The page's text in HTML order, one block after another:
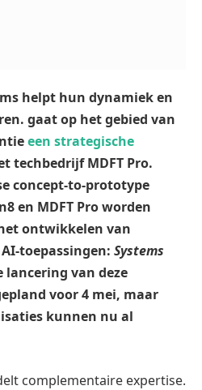
helpt hun dynamiek en
gaat op het gebied van
een strategische
techbedrijf MDFT Pro.
concept-to-prototype
en MDFT Pro worden
ontwikkelen van
toepassingen: Systems
lancering van deze
voor 4 mei, maar
kunnen nu al
complementaire expertise.